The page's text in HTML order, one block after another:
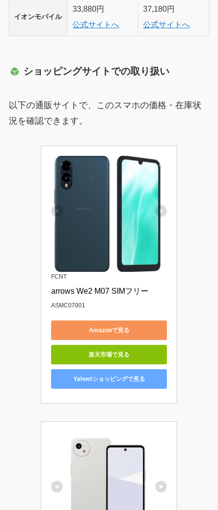
イオンモバイル
33,880円
公式サイトへ
37,180円
公式サイトへ
ショッピングサイトでの取り扱い
以下の通販サイトで、このスマホの価格・在庫状
況を確認できます。
FCNT
arrows We2 M07 SIMフリー
ASMC07001
Amazonで見る
楽天市場で見る
Yahoo!ショッピングで見る